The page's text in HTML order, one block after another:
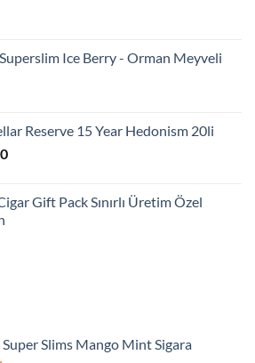
Ice Berry - Orman Meyveli
Reserve 15 Year Hedonism 20li
Gift Pack Sınırlı Üretim Özel
Slims Mango Mint Sigara